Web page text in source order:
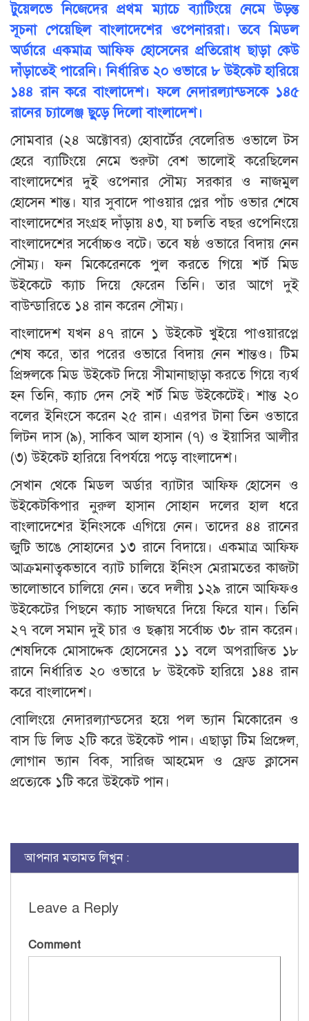
টুয়েলভে নিজেদের প্রথম ম্যাচে ব্যাটিংয়ে নেমে উড়ন্ত
সূচনা পেয়েছিল বাংলাদেশের ওপেনাররা। তবে মিডল
অর্ডারে একমাত্র আফিফ হোসেনের প্রতিরোধ ছাড়া কেউ
দাঁড়াতেই পারেনি। নির্ধারিত ২০ ওভারে ৮ উইকেট হারিয়ে
১৪৪ রান করে বাংলাদেশ। ফলে নেদারল্যান্ডসকে ১৪৫
রানের চ্যালেঞ্জ ছুড়ে দিলো বাংলাদেশ।
সোমবার (২৪ অক্টোবর) হোবার্টের বেলেরিভ ওভালে টস
হেরে ব্যাটিংয়ে নেমে শুরুটা বেশ ভালোই করেছিলেন
বাংলাদেশের দুই ওপেনার সৌম্য সরকার ও নাজমুল
হোসেন শান্ত। যার সুবাদে পাওয়ার প্লের পাঁচ ওভার শেষে
বাংলাদেশের সংগ্রহ দাঁড়ায় ৪৩, যা চলতি বছর ওপেনিংয়ে
বাংলাদেশের সর্বোচ্চও বটে। তবে ষষ্ঠ ওভারে বিদায় নেন
সৌম্য। ফন মিকেরেনকে পুল করতে গিয়ে শর্ট মিড
উইকেটে ক্যাচ দিয়ে ফেরেন তিনি। তার আগে দুই
বাউন্ডারিতে ১৪ রান করেন সৌম্য।
বাংলাদেশ যখন ৪৭ রানে ১ উইকেট খুইয়ে পাওয়ারপ্লে
শেষ করে, তার পরের ওভারে বিদায় নেন শান্তও। টিম
প্রিঙ্গলকে মিড উইকেট দিয়ে সীমানাছাড়া করতে গিয়ে ব্যর্থ
হন তিনি, ক্যাচ দেন সেই শর্ট মিড উইকেটেই। শান্ত ২০
বলের ইনিংসে করেন ২৫ রান। এরপর টানা তিন ওভারে
লিটন দাস (৯), সাকিব আল হাসান (৭) ও ইয়াসির আলীর
(৩) উইকেট হারিয়ে বিপর্যয়ে পড়ে বাংলাদেশ।
সেখান থেকে মিডল অর্ডার ব্যাটার আফিফ হোসেন ও
উইকেটকিপার নুরুল হাসান সোহান দলের হাল ধরে
বাংলাদেশের ইনিংসকে এগিয়ে নেন। তাদের ৪৪ রানের
জুটি ভাঙে সোহানের ১৩ রানে বিদায়ে। একমাত্র আফিফ
আক্রমনাত্বকভাবে ব্যাট চালিয়ে ইনিংস মেরামতের কাজটা
ভালোভাবে চালিয়ে নেন। তবে দলীয় ১২৯ রানে আফিফও
উইকেটের পিছনে ক্যাচ সাজঘরে দিয়ে ফিরে যান। তিনি
২৭ বলে সমান দুই চার ও ছক্কায় সর্বোচ্চ ৩৮ রান করেন।
শেষদিকে মোসাদ্দেক হোসেনের ১১ বলে অপরাজিত ১৮
রানে নির্ধারিত ২০ ওভারে ৮ উইকেট হারিয়ে ১৪৪ রান
করে বাংলাদেশ।
বোলিংয়ে নেদারল্যান্ডসের হয়ে পল ভ্যান মিকোরেন ও
বাস ডি লিড ২টি করে উইকেট পান। এছাড়া টিম প্রিঙ্গেল,
লোগান ভ্যান বিক, সারিজ আহমেদ ও ফ্রেড ক্লাসেন
প্রত্যেকে ১টি করে উইকেট পান।
আপনার মতামত লিখুন :
Leave a Reply
Comment